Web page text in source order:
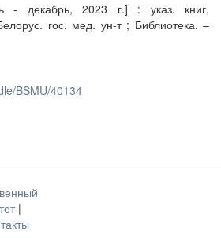
- декабрь, 2023 г.] : указ. книг,
гос. мед. ун-т ; Библиотека. –
BSMU/40134
|